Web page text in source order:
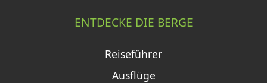
ENTDECKE DIE BERGE
Reiseführer
Ausflüge